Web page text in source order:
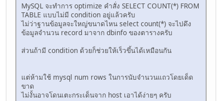
MySQL จะทำการ optimize คำสั่ง SELECT COUNT(*) FROM
TABLE แบบไม่มี condition อยู่แล้วครับ
ไม่ว่าฐานข้อมูลจะใหญ่ขนาดไหน select count(*) จะไปดึง
ข้อมูลจำนวน record มาจาก dbinfo ของตารางครับ
ส่วนถ้ามี condition ด้วยก็ช่วยให้เร็วขึ้นได้เหมือนกัน
แต่ห้ามใช้ mysql num rows ในการนับจำนวนแถวโดยเด็ด
ขาด
ไม่งั้นอาจโดนเตะกระเด็นจาก host เอาได้ง่ายๆ ครับ